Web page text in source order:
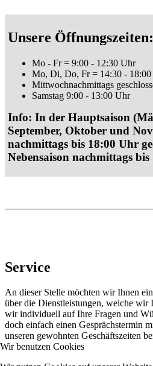
Unsere Öffnungszeiten:
Mo - Fr = 9:00 - 12:30 Uhr
Mo, Di, Do, Fr = 14:30 -
Mittwochnachmittags
Samstag 9:00 - 13:00 Uhr
Info: In der Hauptsaison
September, Oktober und
nachmittags bis 18:00 Uhr
Nebensaison nachmittags
Service
An dieser Stelle möchten wir Ihnen
über die Dienstleistungen, welche wir
wir individuell auf Ihre Fragen und
doch einfach einen Gesprächstermin
unseren gewohnten Geschäftszeiten
Wir benutzen Cookies